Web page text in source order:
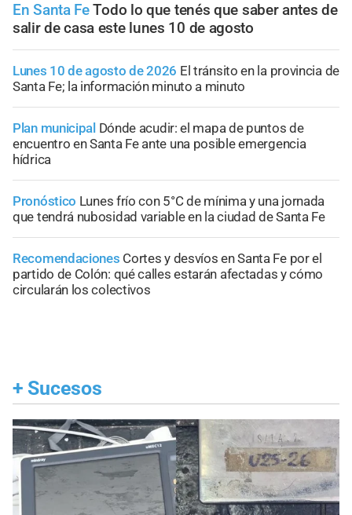
En Santa FeTodo lo que tenés que saber antes de
salir de casa este lunes 10 de agosto
Lunes 10 de agosto de 2026 El tránsito en la provincia de
Santa Fe; la información minuto a minuto
Plan municipal Dónde acudir: el mapa de puntos de
encuentro en Santa Fe ante una posible emergencia
hídrica
Pronóstico Lunes frío con 5°C de mínima y una jornada
que tendrá nubosidad variable en la ciudad de Santa Fe
Recomendaciones Cortes y desvíos en Santa Fe por el
partido de Colón: qué calles estarán afectadas y cómo
circularán los colectivos
+ Sucesos